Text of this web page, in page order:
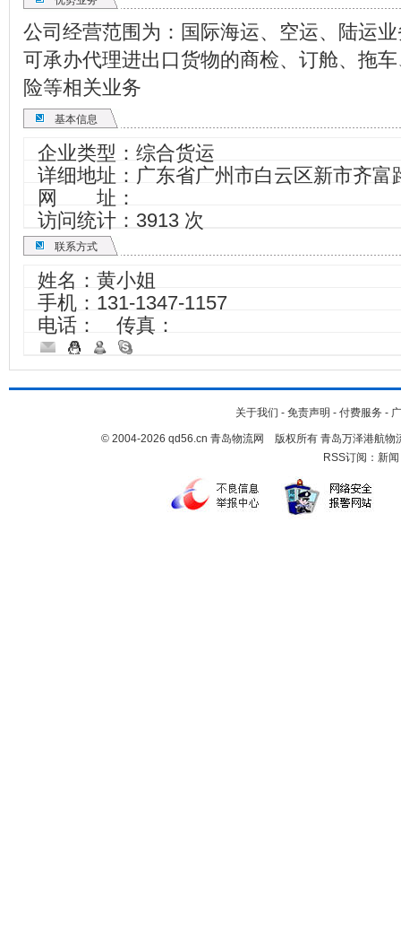
公司经营范围为：国际海运、空运、陆运
可承办代理进出口货物的商检、订舱、拖
险等相关业务
基本信息
企业类型：综合货运
详细地址：广东省广州市白云区新市齐富
网 址：
访问统计：3913 次
联系方式
姓名：黄小姐
手机： 131-1347-1157
电话： 传真：
关于我们 - 免责声明 - 付费服务 -
© 2004-2026 qd56.cn 青岛物流网 版权所有 青岛万泽港航物
RSS订阅： 新闻